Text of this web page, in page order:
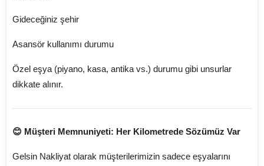
Gideceğiniz şehir
Asansör kullanımı durumu
Özel eşya (piyano, kasa, antika vs.) durumu gibi unsurlar
dikkate alınır.
😊 Müşteri Memnuniyeti: Her Kilometrede Sözümüz Var
Gelsin Nakliyat olarak müşterilerimizin sadece eşyalarını